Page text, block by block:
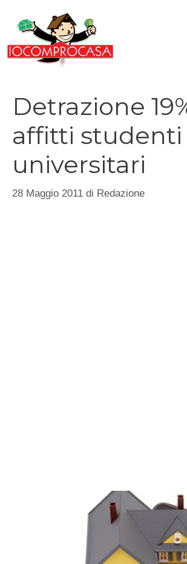
contenuto
Detrazione
affitti studenti
universitari
28 Maggio 2011 di Redazione